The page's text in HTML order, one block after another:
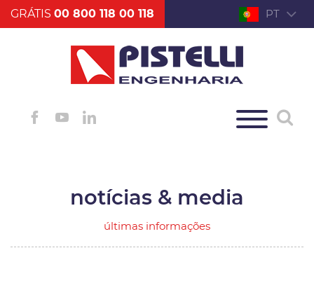
GRÁTIS 00 800 118 00 118 PT
notícias & media
últimas informações